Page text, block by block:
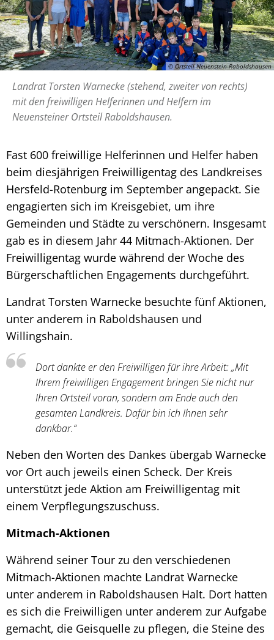
© Ortsteil Neuenstein-Raboldshausen
Landrat Torsten Warnecke (stehend, zweiter von rechts)
mit den freiwilligen Helferinnen und Helfern im
Neuensteiner Ortsteil Raboldshausen.
Fast 600 freiwillige Helferinnen und Helfer haben
beim diesjährigen Freiwilligentag des Landkreises
Hersfeld-Rotenburg im September angepackt. Sie
engagierten sich im Kreisgebiet, um ihre
Gemeinden und Städte zu verschönern. Insgesamt
gab es in diesem Jahr 44 Mitmach-Aktionen. Der
Freiwilligentag wurde während der Woche des
Bürgerschaftlichen Engagements durchgeführt.
Landrat Torsten Warnecke besuchte fünf Aktionen,
unter anderem in Raboldshausen und
Willingshain.
Dort dankte er den Freiwilligen für ihre Arbeit: „Mit
Ihrem freiwilligen Engagement bringen Sie nicht nur
Ihren Ortsteil voran, sondern am Ende auch den
gesamten Landkreis. Dafür bin ich Ihnen sehr
dankbar.“
Neben den Worten des Dankes übergab Warnecke
vor Ort auch jeweils einen Scheck. Der Kreis
unterstützt jede Aktion am Freiwilligentag mit
einem Verpflegungszuschuss.
Mitmach-Aktionen
Während seiner Tour zu den verschiedenen
Mitmach-Aktionen machte Landrat Warnecke
unter anderem in Raboldshausen Halt. Dort hatten
es sich die Freiwilligen unter anderem zur Aufgabe
gemacht, die Geisquelle zu pflegen, die Steine des